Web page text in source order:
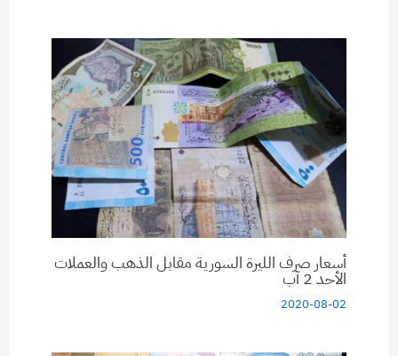
أسعار صرف الليرة السورية مقابل الذهب والعملات
الأحد 2 آب
2020-08-02